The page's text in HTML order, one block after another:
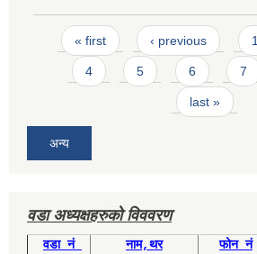
Pages
« first ‹ previous 1
4 5 6 7
last »
अन्य
वडा अध्यक्षहरुको विववरण
वडा नं नाम,थर फोन नं